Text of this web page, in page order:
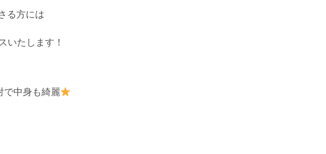
る方には
いたします！
で中身も綺麗